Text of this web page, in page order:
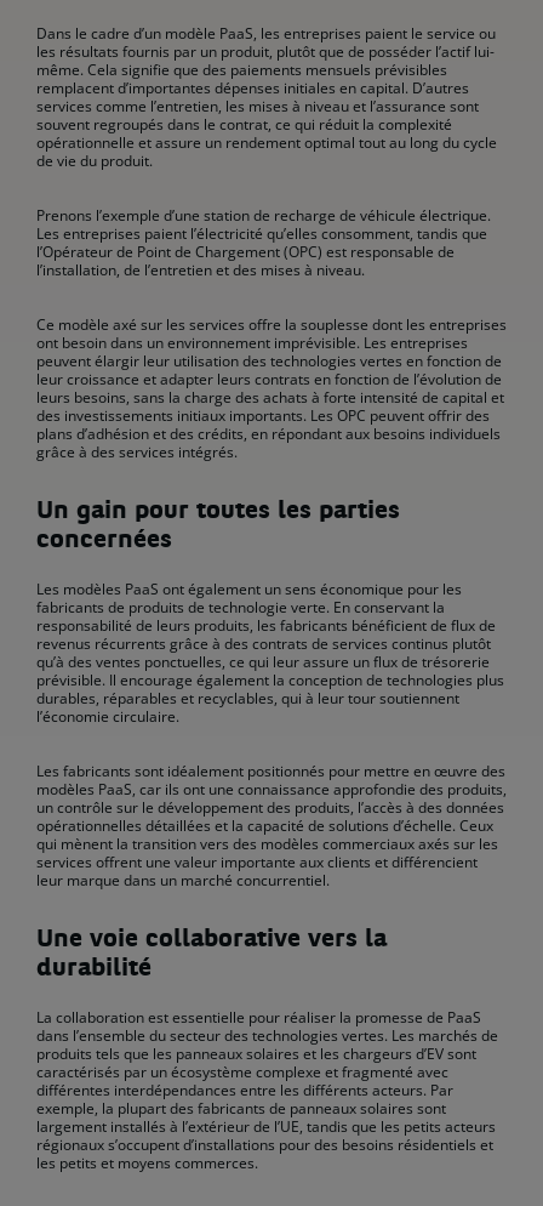
Dans le cadre d’un modèle PaaS, les entreprises paient le service ou
les résultats fournis par un produit, plutôt que de posséder l’actif lui-
même. Cela signifie que des paiements mensuels prévisibles
remplacent d’importantes dépenses initiales en capital. D’autres
services comme l’entretien, les mises à niveau et l’assurance sont
souvent regroupés dans le contrat, ce qui réduit la complexité
opérationnelle et assure un rendement optimal tout au long du cycle
de vie du produit.
Prenons l’exemple d’une station de recharge de véhicule électrique.
Les entreprises paient l’électricité qu’elles consomment, tandis que
l’Opérateur de Point de Chargement (OPC) est responsable de
l’installation, de l’entretien et des mises à niveau.
Ce modèle axé sur les services offre la souplesse dont les entreprises
ont besoin dans un environnement imprévisible. Les entreprises
peuvent élargir leur utilisation des technologies vertes en fonction de
leur croissance et adapter leurs contrats en fonction de l’évolution de
leurs besoins, sans la charge des achats à forte intensité de capital et
des investissements initiaux importants. Les OPC peuvent offrir des
plans d’adhésion et des crédits, en répondant aux besoins individuels
grâce à des services intégrés.
Un gain pour toutes les parties
concernées
Les modèles PaaS ont également un sens économique pour les
fabricants de produits de technologie verte. En conservant la
responsabilité de leurs produits, les fabricants bénéficient de flux de
revenus récurrents grâce à des contrats de services continus plutôt
qu’à des ventes ponctuelles, ce qui leur assure un flux de trésorerie
prévisible. Il encourage également la conception de technologies plus
durables, réparables et recyclables, qui à leur tour soutiennent
l’économie circulaire.
Les fabricants sont idéalement positionnés pour mettre en œuvre des
modèles PaaS, car ils ont une connaissance approfondie des produits,
un contrôle sur le développement des produits, l’accès à des données
opérationnelles détaillées et la capacité de solutions d’échelle. Ceux
qui mènent la transition vers des modèles commerciaux axés sur les
services offrent une valeur importante aux clients et différencient
leur marque dans un marché concurrentiel.
Une voie collaborative vers la
durabilité
La collaboration est essentielle pour réaliser la promesse de PaaS
dans l’ensemble du secteur des technologies vertes. Les marchés de
produits tels que les panneaux solaires et les chargeurs d’EV sont
caractérisés par un écosystème complexe et fragmenté avec
différentes interdépendances entre les différents acteurs. Par
exemple, la plupart des fabricants de panneaux solaires sont
largement installés à l’extérieur de l’UE, tandis que les petits acteurs
régionaux s’occupent d’installations pour des besoins résidentiels et
les petits et moyens commerces.